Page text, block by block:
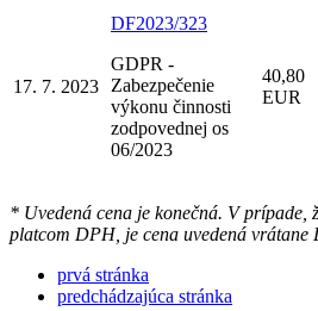
17. 7. 2023
DF2023/323
GDPR -
Zabezpečenie
výkonu činnosti
zodpovednej os
06/2023
40,80
EUR
* Uvedená cena je konečná. V prípade,
platcom DPH, je cena uvedená vrátane
prvá stránka
predchádzajúca stránka